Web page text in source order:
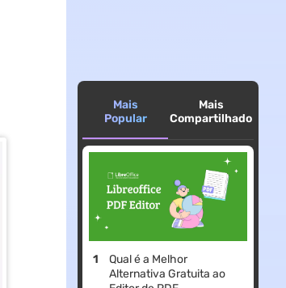
Mais
Popular
Mais
Compartilhado
Qual é a Melhor
Alternativa Gratuita ao